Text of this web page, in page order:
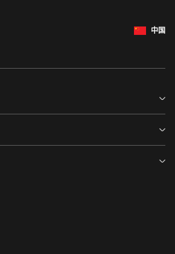
中国
话回访服务部 4009-220-808/+86 22
21 36209621（不可回拨）/+86 21
不可回拨）